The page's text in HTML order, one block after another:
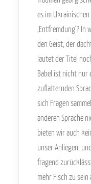
es im
‚Entfremdung‘? In
den Geist, der
lautet der Titel
Babel ist nicht nur
zuflatternden
sich Fragen
anderen Sprache
bieten wir auch
unser Anliegen,
fragend
mehr Fisch zu